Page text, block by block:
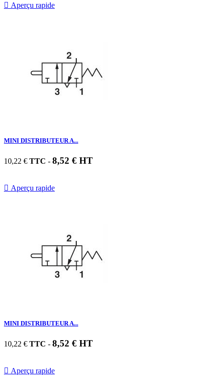
 Aperçu rapide
MINI DISTRIBUTEUR A...
10,22 € TTC - 8,52 € HT
 Aperçu rapide
MINI DISTRIBUTEUR A...
10,22 € TTC - 8,52 € HT
 Aperçu rapide